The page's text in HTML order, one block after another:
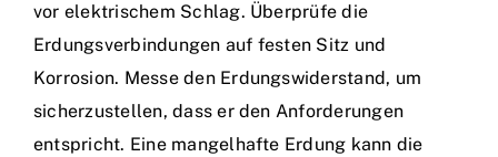
vor elektrischem Schlag. Überprüfe die
Erdungsverbindungen auf festen Sitz und
Korrosion. Messe den Erdungswiderstand, um
sicherzustellen, dass er den Anforderungen
entspricht. Eine mangelhafte Erdung kann die